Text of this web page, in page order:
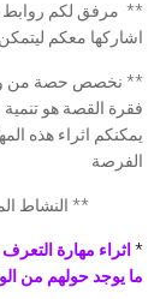
** مرفق لكم روابط
اشاركها معكم
** نخصص حصة من
فقرة القصة هو تنمية
يمكنكم اثراء هذه
الفرصة
** النشاط
* اثراء مهارة
ما يوجد حولهم من